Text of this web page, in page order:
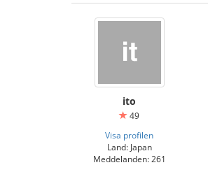
ito
49
Visa profilen
Land: Japan
Meddelanden: 261